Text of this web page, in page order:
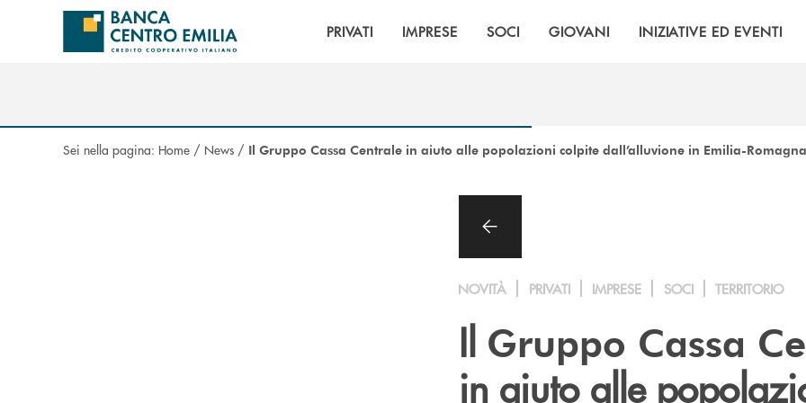
Salta al contenuto principale
PRIVATI IMPRESE SOCI GIOVANI INIZIATIVE ED EVENTI
Sei nella pagina: Home / News / Il Gruppo Cassa Centrale in aiuto alle popolazioni colpite dall’alluvione in Emilia-Romagna
NOVITÀ PRIVATI IMPRESE SOCI TERRITORIO
Il Gruppo Cassa
in aiuto alle